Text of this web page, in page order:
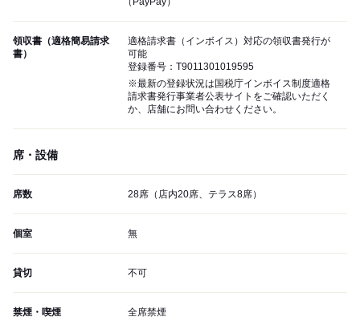
領収書（適格簡易請求
書）
適格請求書（インボイス）対応の領収書発行が
可能
登録番号：T9011301019595
※最新の登録状況は国税庁インボイス制度適格
請求書発行事業者公表サイトをご確認いただく
か、店舗にお問い合わせください。
席・設備
席数 28席（店内20席、テラス8席）
個室 無
貸切 不可
禁煙・喫煙 全席禁煙